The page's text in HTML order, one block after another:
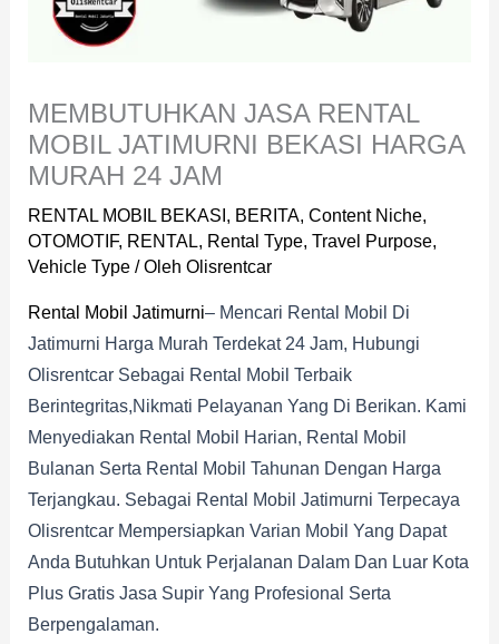
MEMBUTUHKAN JASA RENTAL
MOBIL JATIMURNI BEKASI HARGA
MURAH 24 JAM
RENTAL MOBIL BEKASI , BERITA, Content Niche,
OTOMOTIF, RENTAL, Rental Type, Travel Purpose,
Vehicle Type/ Oleh Olisrentcar
Rental Mobil Jatimurni– Mencari Rental Mobil Di
Jatimurni Harga Murah Terdekat 24 Jam, Hubungi
Olisrentcar Sebagai Rental Mobil Terbaik
Berintegritas,nikmati Pelayanan Yang Di Berikan. Kami
Menyediakan Rental Mobil Harian, Rental Mobil
Bulanan Serta Rental Mobil Tahunan Dengan Harga
Terjangkau. Sebagai Rental Mobil Jatimurni Terpecaya
Olisrentcar Mempersiapkan Varian Mobil Yang Dapat
Anda Butuhkan Untuk Perjalanan Dalam Dan Luar Kota
Plus Gratis Jasa Supir Yang Profesional Serta
Berpengalaman.